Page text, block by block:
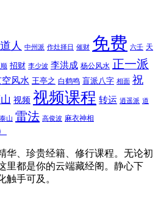
人 中州派 作灶择日 催财 免费 六壬 天
招财 李少波 李洪成 杨公风水 正一派
风水 王亭之 白鹤鸣 盲派八字 相面 祝
视频 视频课程 转运 逍遥派 道
山 雷法 高俊波 麻衣神相
华、珍贵经籍、修行课程。无论初
里都是你的云端藏经阁。静心下
触手可及。